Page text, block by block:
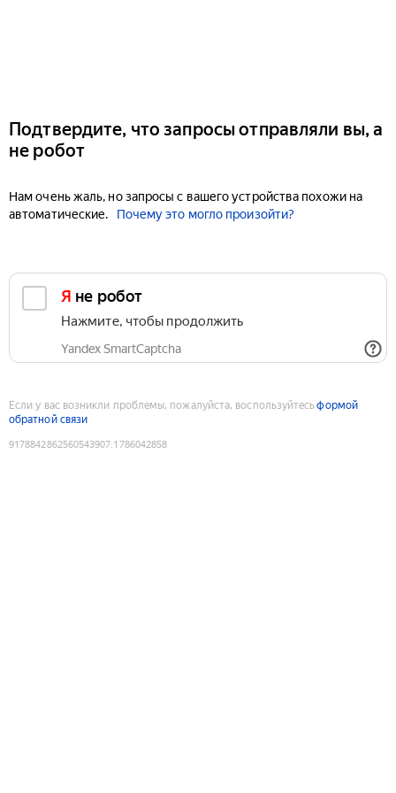
Подтвердите, что запросы отправляли вы, а
не робот
Нам очень жаль, но запросы с вашего устройства похожи на
автоматические.
Почему это могло произойти?
Я не робот
Нажмите, чтобы продолжить
Yandex SmartCaptcha
Если у вас возникли проблемы, пожалуйста, воспользуйтесьформой
обратной связи
9178842862560543907:1786042858